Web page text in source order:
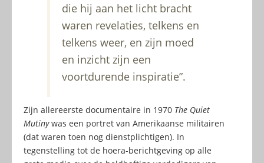
die hij aan het licht bracht
waren revelaties, telkens en
telkens weer, en zijn moed
en inzicht zijn een
voortdurende inspiratie”.
Zijn allereerste documentaire in 1970 The Quiet
Mutinywas een portret van Amerikaanse militairen
(dat waren toen nog dienstplichtigen). In
tegenstelling tot de hoera-berichtgeving op alle